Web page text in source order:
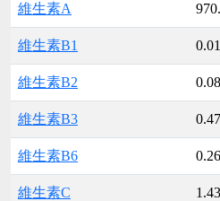
維生素A
維生素B1 0.01
維生素B2 0.08
維生素B3 0.47
維生素B6 0.26
維生素C 1.43